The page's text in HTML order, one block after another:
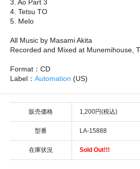
3. Ao Part 3
4. Tetsu TO
5. Melo
All Music by Masami Akita
Recorded and Mixed at Munemihouse,
Format：CD
Label： Automation (US)
販売価格 1,200円(税込)
型番 LA-15888
在庫状況 Sold Out!!!